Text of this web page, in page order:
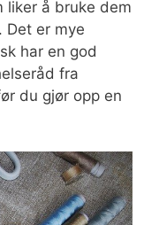
liker å bruke dem
er mye
har en god
fra
du gjør opp en